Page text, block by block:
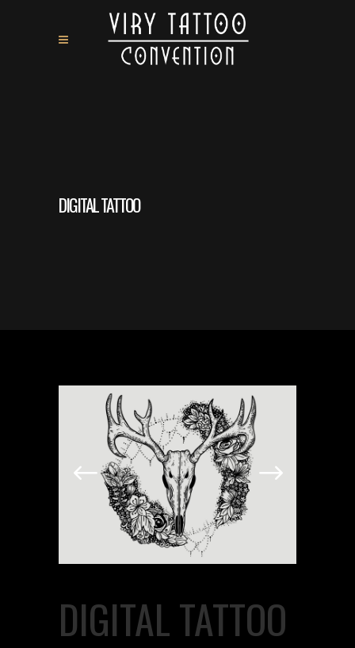
DIGITAL TATTOO
DIGITAL TATTOO